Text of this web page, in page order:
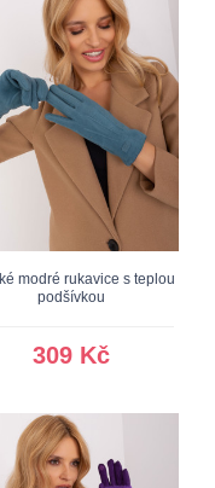
modré rukavice s teplou
podšívkou
309 Kč